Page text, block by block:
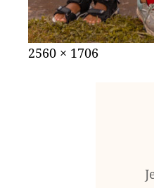
Gepubliceerd
augustus
Volledige
2560 × 1706